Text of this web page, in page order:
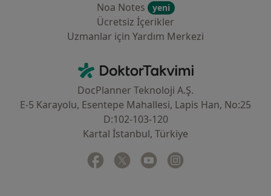
Noa Notes
yeni
Ücretsiz İçerikler
Uzmanlar için Yardım Merkezi
DoktorTakvimi - Ana Sayfa
DocPlanner Teknoloji A.Ş.
E-5 Karayolu, Esentepe Mahallesi, Lapis Han, No:25
D:102-103-120
Kartal İstanbul, Türkiye
Facebook
yeni bir sekmede açılır
Twitter
yeni bir sekmede açılır
Youtube
yeni bir sekmede açılır